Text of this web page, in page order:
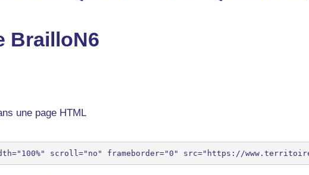
BrailloN6
une page HTML